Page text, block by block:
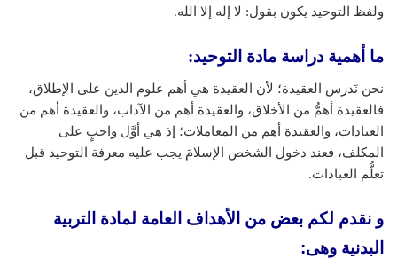
ولفظ التوحيد يكون بقول: لا إله إلا الله.
ما أهمية دراسة مادة التوحيد:
نحن نَدرس العقيدة؛ لأن العقيدة هي أهم علوم الدين على الإطلاق،
فالعقيدة أهمُّ من الأخلاق، والعقيدة أهم من الآداب، والعقيدة أهم من
العبادات، والعقيدة أهم من المعاملات؛ إذ هي أوَّل واجبٍ على
المكلف، فعند دخول الشخص الإسلامَ يجب عليه معرفة التوحيد قبل
تعلُّم العبادات.
و نقدم لكم بعض من الأهداف العامة لمادة التربية
البدنية وهى: